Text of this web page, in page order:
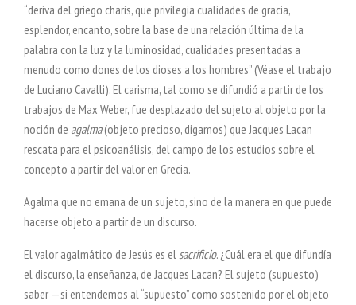
“deriva del griego charis, que privilegia cualidades de gracia,
esplendor, encanto, sobre la base de una relación última de la
palabra con la luz y la luminosidad, cualidades presentadas a
menudo como dones de los dioses a los hombres” (Véase el trabajo
de Luciano Cavalli). El carisma, tal como se difundió a partir de los
trabajos de Max Weber, fue desplazado del sujeto al objeto por la
noción de agalma(objeto precioso, digamos) que Jacques Lacan
rescata para el psicoanálisis, del campo de los estudios sobre el
concepto a partir del valor en Grecia.
Agalma que no emana de un sujeto, sino de la manera en que puede
hacerse objeto a partir de un discurso.
El valor agalmático de Jesús es elsacrificio. ¿Cuál era el que difundía
el discurso, la enseñanza, de Jacques Lacan? El sujeto (supuesto)
saber —si entendemos al “supuesto” como sostenido por el objeto